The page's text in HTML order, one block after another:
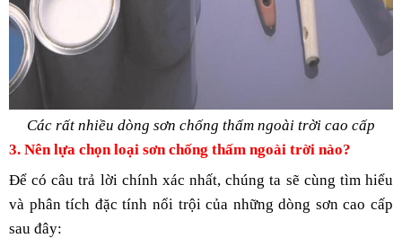
Các rất nhiều dòng sơn chống thấm ngoài trời cao cấp
3. Nên lựa chọn loại sơn chống thấm ngoài trời nào?
Để có câu trả lời chính xác nhất, chúng ta sẽ cùng tìm hiểu
và phân tích đặc tính nổi trội của những dòng sơn cao cấp
sau đây: